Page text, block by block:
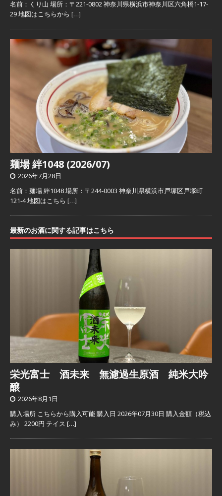
名前：くり山 場所：〒221-0802 神奈川県横浜市神奈川区六角橋1-17-
29 地図はこちらから […]
麺場 絆1048 (2026/07)
2026年7月28日
名前：麺場 絆1048 場所：〒244-0003 神奈川県横浜市戸塚区戸塚町
121-4 地図はこちら […]
最新のお酒に関する記事はこちら
栄光富士 酒未来 無濾過生原酒 純米大吟
醸
2026年8月1日
購入場所 こちらから購入可能 購入日 2026年07月30日 購入金額（税込
み） 2200円 テイス […]